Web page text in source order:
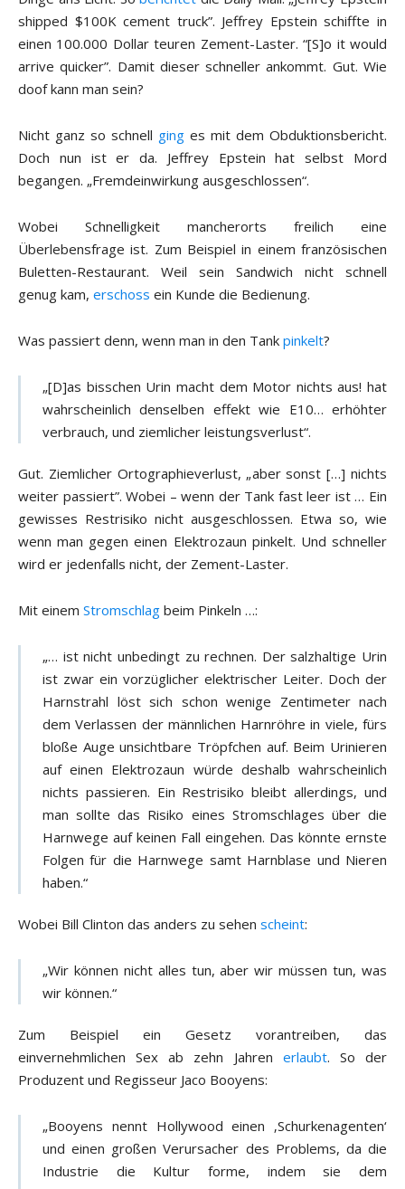
shipped $100K cement truck”. Jeffrey Epstein schiffte in
einen 100.000 Dollar teuren Zement-Laster. “[S]o it would
arrive quicker”. Damit dieser schneller ankommt. Gut. Wie
doof kann man sein?
Nicht ganz so schnell ging es mit dem Obduktionsbericht.
Doch nun ist er da. Jeffrey Epstein hat selbst Mord
begangen. „Fremdeinwirkung ausgeschlossen“.
Wobei Schnelligkeit mancherorts freilich eine
Überlebensfrage ist. Zum Beispiel in einem französischen
Buletten-Restaurant. Weil sein Sandwich nicht schnell
genug kam, erschoss ein Kunde die Bedienung.
Was passiert denn, wenn man in den Tank pinkelt?
„[D]as bisschen Urin macht dem Motor nichts aus! hat
wahrscheinlich denselben effekt wie E10… erhöhter
verbrauch, und ziemlicher leistungsverlust“.
Gut. Ziemlicher Ortographieverlust, „aber sonst […] nichts
weiter passiert”. Wobei – wenn der Tank fast leer ist … Ein
gewisses Restrisiko nicht ausgeschlossen. Etwa so, wie
wenn man gegen einen Elektrozaun pinkelt. Und schneller
wird er jedenfalls nicht, der Zement-Laster.
Mit einem Stromschlag beim Pinkeln …:
„… ist nicht unbedingt zu rechnen. Der salzhaltige Urin
ist zwar ein vorzüglicher elektrischer Leiter. Doch der
Harnstrahl löst sich schon wenige Zentimeter nach
dem Verlassen der männlichen Harnröhre in viele, fürs
bloße Auge unsichtbare Tröpfchen auf. Beim Urinieren
auf einen Elektrozaun würde deshalb wahrscheinlich
nichts passieren. Ein Restrisiko bleibt allerdings, und
man sollte das Risiko eines Stromschlages über die
Harnwege auf keinen Fall eingehen. Das könnte ernste
Folgen für die Harnwege samt Harnblase und Nieren
haben.“
Wobei Bill Clinton das anders zu sehen scheint:
„Wir können nicht alles tun, aber wir müssen tun, was
wir können.“
Zum Beispiel ein Gesetz vorantreiben, das
einvernehmlichen Sex ab zehn Jahren erlaubt. So der
Produzent und Regisseur Jaco Booyens:
„Booyens nennt Hollywood einen ‚Schurkenagenten‘
und einen großen Verursacher des Problems, da die
Industrie die Kultur forme, indem sie dem